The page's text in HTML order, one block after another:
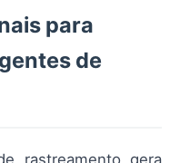
para
de
rastreamento gera